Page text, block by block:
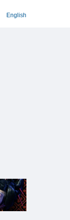
English